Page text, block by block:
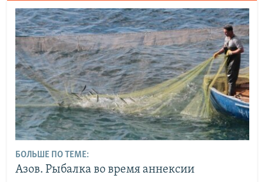
БОЛЬШЕ ПО ТЕМЕ:
Азов. Рыбалка во время аннексии